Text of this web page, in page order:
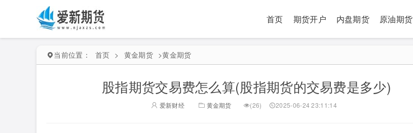
首页 期货开户 内盘期货 原油期货
当前位置： 首页 > 黄金期货 >黄金期货
股指期货交易费怎么算(股指期货的交易费是多少)
爱新财经 黄金期货 (26) 2025-06-24 23:11:14